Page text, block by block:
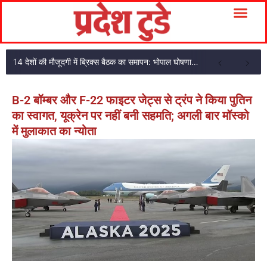
14 देशों की मौजूदगी में ब्रिक्स बैठक का समापन: भोपाल घोषणा पत्र अपनाया
B-2 बॉम्बर और F-22 फाइटर जेट्स से ट्रंप ने किया पुतिन
का स्वागत, यूक्रेन पर नहीं बनी सहमति; अगली बार मॉस्को
में मुलाकात का न्योता